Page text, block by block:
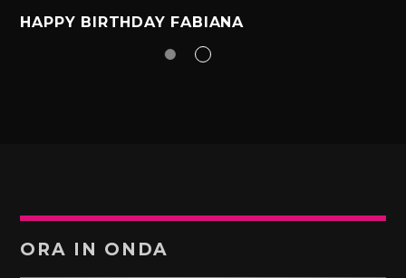
HAPPY BIRTHDAY FABIANA
ORA IN ONDA